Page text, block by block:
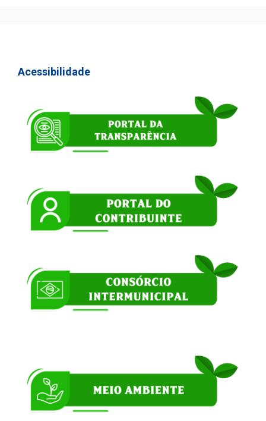
Acessibilidade